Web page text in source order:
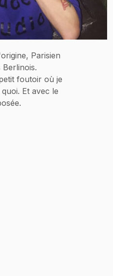
Parisien
Berlinois.
foutoir où je
Et avec le